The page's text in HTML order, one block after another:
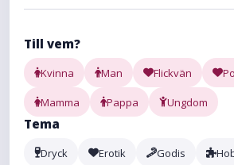
Till vem?
Kvinna Man Flickvän
Mamma Pappa Ungdom
Tema
Dryck Erotik Godis